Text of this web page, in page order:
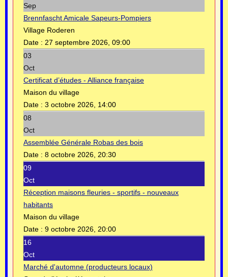
Sep
Brennfascht Amicale Sapeurs-Pompiers
Village Roderen
Date : 27 septembre 2026, 09:00
03
Oct
Certificat d’études - Alliance française
Maison du village
Date : 3 octobre 2026, 14:00
08
Oct
Assemblée Générale Robas des bois
Date : 8 octobre 2026, 20:30
09
Oct
Réception maisons fleuries - sportifs - nouveaux
habitants
Maison du village
Date : 9 octobre 2026, 20:00
16
Oct
Marché d'automne (producteurs locaux)